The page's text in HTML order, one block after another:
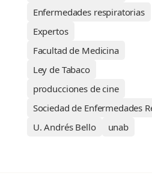
Enfermedades respiratorias
Expertos
Facultad de Medicina
Ley de Tabaco
producciones de cine
Sociedad de Enfermedades
U. Andrés Bello
unab